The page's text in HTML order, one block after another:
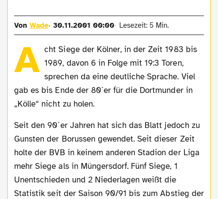
VonWade 30.11.2001 00:00 Lesezeit: 5 Min.
A cht Siege der Kölner, in der Zeit 1983 bis
1989, davon 6 in Folge mit 19:3 Toren,
sprechen da eine deutliche Sprache. Viel
gab es bis Ende der 80´er für die Dortmunder in
„Kölle“ nicht zu holen.
Seit den 90´er Jahren hat sich das Blatt jedoch zu
Gunsten der Borussen gewendet. Seit dieser Zeit
holte der BVB in keinem anderen Stadion der Liga
mehr Siege als in Müngersdorf. Fünf Siege, 1
Unentschieden und 2 Niederlagen weißt die
Statistik seit der Saison 90/91 bis zum Abstieg der